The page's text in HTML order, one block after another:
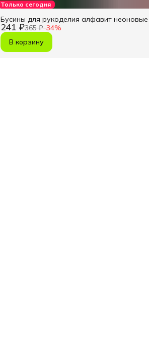
Только сегодня
241 ₽365 ₽−34%
Бусины для рукоделия алфавит неоновые
В корзину